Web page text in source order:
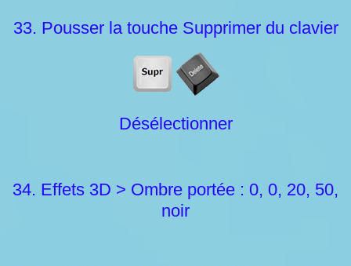
33. Pousser la touche Supprimer du clavier
Désélectionner
34. Effets 3D > Ombre portée : 0, 0, 20, 50,
noir